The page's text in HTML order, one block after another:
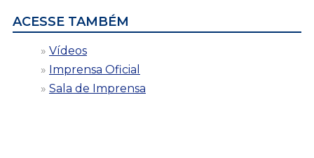
ACESSE TAMBÉM
Vídeos
Imprensa Oficial
Sala de Imprensa